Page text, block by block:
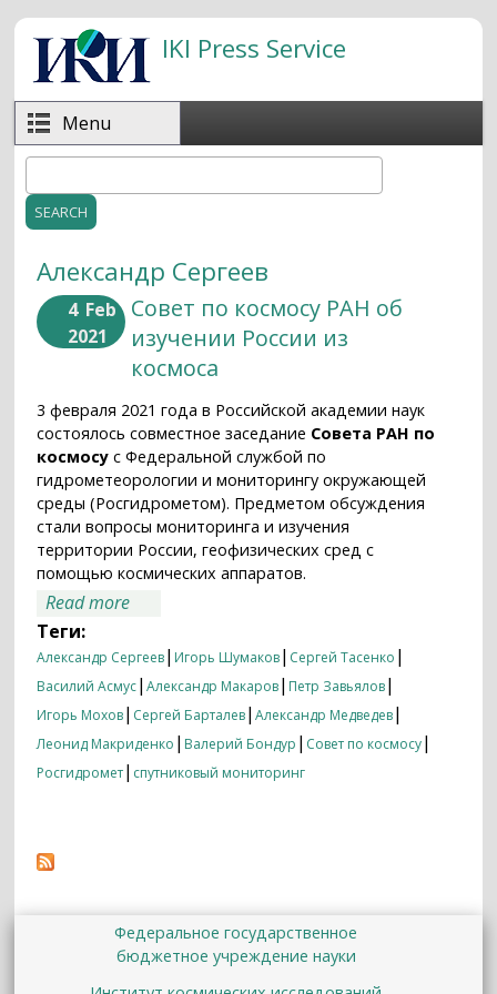
Skip to main content
IKI Press Service
Menu
Search form
Александр Сергеев
4 Feb
2021
Совет по космосу РАН об
изучении России из
космоса
3 февраля 2021 года в Российской академии наук
состоялось совместное заседание Совета РАН по
космосу с Федеральной службой по
гидрометеорологии и мониторингу окружающей
среды (Росгидрометом). Предметом обсуждения
стали вопросы мониторинга и изучения
территории России, геофизических сред с
помощью космических аппаратов.
Read more
Теги:
Александр Сергеев| Игорь Шумаков| Сергей Тасенко |
Василий Асмус|Александр Макаров| Петр Завьялов|
Игорь Мохов| Сергей Барталев|Александр Медведев|
Леонид Макриденко | Валерий Бондур | Совет по космосу|
Росгидромет| спутниковый мониторинг
Федеральное государственное
бюджетное учреждение науки